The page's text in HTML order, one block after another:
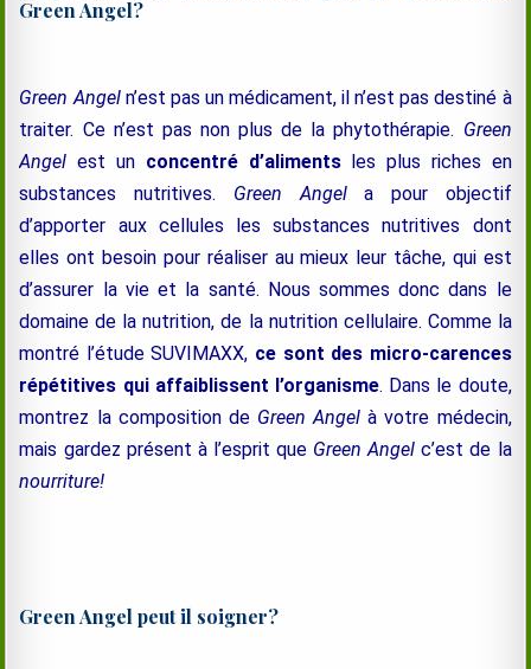
Green Angel?
Green Angeln’est pas un médicament, il n’est pas destiné à
traiter. Ce n’est pas non plus de la phytothérapie. Green
Angelest un concentré d’alimentsles plus riches en
substances nutritives. Green Angela pour objectif
d’apporter aux cellules les substances nutritives dont
elles ont besoin pour réaliser au mieux leur tâche, qui est
d’assurer la vie et la santé. Nous sommes donc dans le
domaine de la nutrition, de la nutrition cellulaire. Comme la
montré l’étude SUVIMAXX, ce sont des micro-carences
répétitives qui affaiblissent l’organisme. Dans le doute,
montrez la composition de Green Angel à votre médecin,
mais gardez présent à l’esprit que Green Angelc’est de la
nourriture!
Green Angel peut il soigner?